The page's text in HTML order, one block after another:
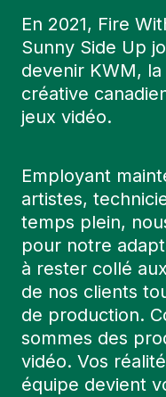
En 2021, Fire
Sunny Side Up
devenir KWM,
créative
jeux vidéo.
Employant
artistes,
temps plein,
pour notre
à rester collé
de nos clients
de production.
sommes des
vidéo. Vos
équipe devient